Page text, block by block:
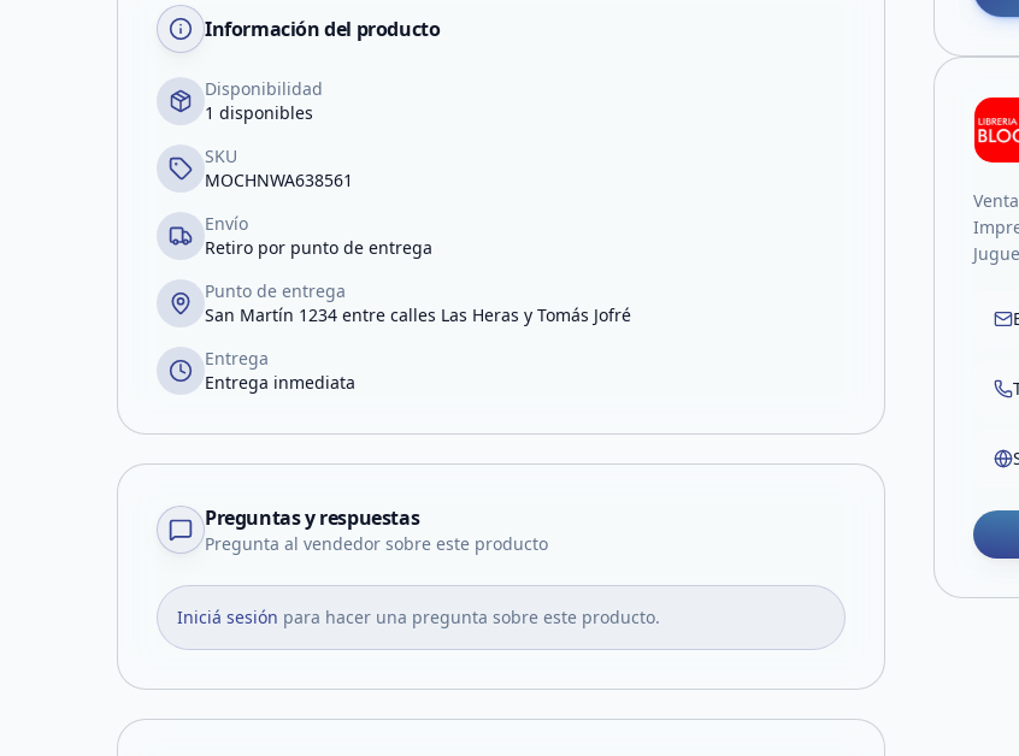
Información del producto
Disponibilidad
1 disponibles
SKU
MOCHNWA638561
Envío
Retiro por punto de entrega
Punto de entrega
San Martín 1234 entre calles Las Heras y Tomás Jofré
Entrega
Entrega inmediata
Preguntas y respuestas
Pregunta al vendedor sobre este producto
Iniciá sesión para hacer una pregunta sobre este producto.